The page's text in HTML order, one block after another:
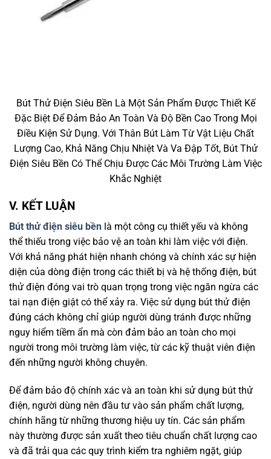
Bút Thử Điện Siêu Bền Là Một Sản Phẩm Được Thiết Kế
Đặc Biệt Để Đảm Bảo An Toàn Và Độ Bền Cao Trong Mọi
Điều Kiện Sử Dụng. Với Thân Bút Làm Từ Vật Liệu Chất
Lượng Cao, Khả Năng Chịu Nhiệt Và Va Đập Tốt, Bút Thử
Điện Siêu Bền Có Thể Chịu Được Các Môi Trường Làm Việc
Khắc Nghiệt
V. KẾT LUẬN
Bút thử điện siêu bền là một công cụ thiết yếu và không
thể thiếu trong việc bảo vệ an toàn khi làm việc với điện.
Với khả năng phát hiện nhanh chóng và chính xác sự hiện
diện của dòng điện trong các thiết bị và hệ thống điện, bút
thử điện đóng vai trò quan trọng trong việc ngăn ngừa các
tai nạn điện giật có thể xảy ra. Việc sử dụng bút thử điện
đúng cách không chỉ giúp người dùng tránh được những
nguy hiểm tiềm ẩn mà còn đảm bảo an toàn cho mọi
người trong môi trường làm việc, từ các kỹ thuật viên điện
đến những người không chuyên.
Để đảm bảo độ chính xác và an toàn khi sử dụng bút thử
điện, người dùng nên đầu tư vào sản phẩm chất lượng,
chính hãng từ những thương hiệu uy tín. Các sản phẩm
này thường được sản xuất theo tiêu chuẩn chất lượng cao
và đã trải qua các quy trình kiểm tra nghiêm ngặt, giúp